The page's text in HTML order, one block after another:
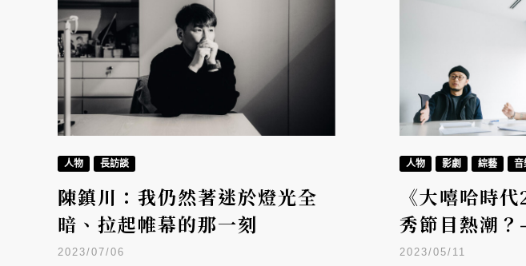
人物 長訪談
陳鎮川：我仍然著迷於燈光全
暗、拉起帷幕的那一刻
2023/07/06
人物 影劇 綜藝 音
《大嘻哈時
秀節目熱潮
團隊
2023/05/11